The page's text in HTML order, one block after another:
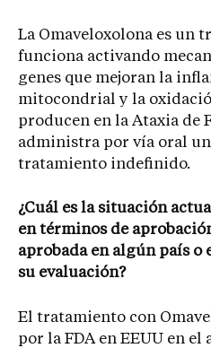
La Omaveloxolona es un
funciona activando
genes que mejoran la
mitocondrial y la
producen en la Ataxia de
administra por vía oral
tratamiento indefinido.
¿Cuál es la situación
en términos de
aprobada en algún país o
su evaluación?
El tratamiento con
por la FDA en EEUU en el